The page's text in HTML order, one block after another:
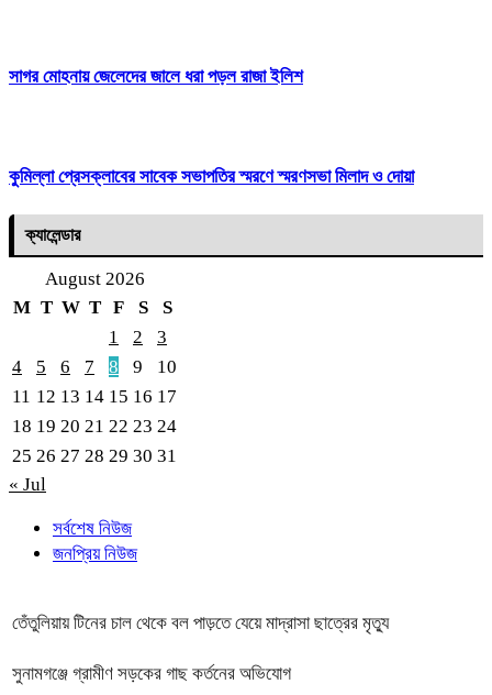
সাগর মোহনায় জেলেদের জালে ধরা পড়ল রাজা ইলিশ
কুমিল্লা প্রেসক্লাবের সাবেক সভাপতির স্মরণে স্মরণসভা মিলাদ ও দোয়া
ক্যালেন্ডার
August 2026
M T W T F S
S
1
2
3
4
5 6 7 8 9
10
11 12 13 14 15 16 17
18 19 20 21 22 23 24
25 26 27 28 29 30 31
« Jul
সর্বশেষ নিউজ
জনপ্রিয় নিউজ
তেঁতুলিয়ায় টিনের চাল থেকে বল পাড়তে যেয়ে মাদ্রাসা ছাত্রের মৃত্যু
সুনামগঞ্জে গ্রামীণ সড়কের গাছ কর্তনের অভিযোগ